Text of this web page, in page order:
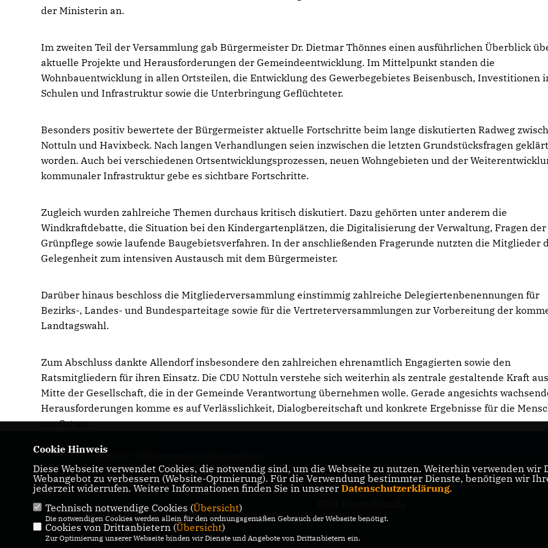
der Ministerin an.
Im zweiten Teil der Versammlung gab Bürgermeister Dr. Dietmar Thönnes einen ausführlichen Überblick
aktuelle Projekte und Herausforderungen der Gemeindeentwicklung. Im Mittelpunkt standen die
Wohnbauentwicklung in allen Ortsteilen, die Entwicklung des Gewerbegebietes Beisenbusch, Investitionen
Schulen und Infrastruktur sowie die Unterbringung Geflüchteter.
Besonders positiv bewertete der Bürgermeister aktuelle Fortschritte beim lange diskutierten Radweg
Nottuln und Havixbeck. Nach langen Verhandlungen seien inzwischen die letzten Grundstücksfragen geklärt
worden. Auch bei verschiedenen Ortsentwicklungsprozessen, neuen Wohngebieten und der
kommunaler Infrastruktur gebe es sichtbare Fortschritte.
Zugleich wurden zahlreiche Themen durchaus kritisch diskutiert. Dazu gehörten unter anderem die
Windkraftdebatte, die Situation bei den Kindergartenplätzen, die Digitalisierung der Verwaltung, Fragen der
Grünpflege sowie laufende Baugebietsverfahren. In der anschließenden Fragerunde nutzten die Mitglieder
Gelegenheit zum intensiven Austausch mit dem Bürgermeister.
Darüber hinaus beschloss die Mitgliederversammlung einstimmig zahlreiche Delegiertenbenennungen für
Bezirks-, Landes- und Bundesparteitage sowie für die Vertreterversammlungen zur Vorbereitung der
Landtagswahl.
Zum Abschluss dankte Allendorf insbesondere den zahlreichen ehrenamtlich Engagierten sowie den
Ratsmitgliedern für ihren Einsatz. Die CDU Nottuln verstehe sich weiterhin als zentrale gestaltende Kraft
Mitte der Gesellschaft, die in der Gemeinde Verantwortung übernehmen wolle. Gerade angesichts
Herausforderungen komme es auf Verlässlichkeit, Dialogbereitschaft und konkrete Ergebnisse für die
vor Ort an.
Herzlich Willkommen beim Kreisverband
Coesfeld! Hier erhalten Sie Informationen über
die politische Arbeit und Termine.
IMPRESSUM
DATENSCHUTZ
KONTAKT
CDU NRW
Cookie Hinweis
Diese Webseite verwendet Cookies, die notwendig sind, um die Webseite zu nutzen. Weiterhin verwenden
Webangebot zu verbessern (Website-Optmierung). Für die Verwendung bestimmter Dienste, benötigen wir
jederzeit widerrufen. Weitere Informationen finden Sie in unserer Datenschutzerklärung.
Technisch notwendige Cookies (Übersicht)
Die notwendigen Cookies werden allein für den ordnungsgemäßen Gebrauch der Webseite benötigt.
Cookies von Drittanbietern (Übersicht)
Zur Optimierung unserer Webseite binden wir Dienste und Angebote von Drittanbietern ein.